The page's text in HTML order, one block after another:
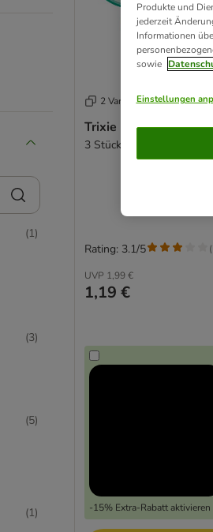
(1)
(3)
(5)
(1)
2 Varianten
Trixie Dosendeckel
3 Stück, Ø 7,6 cm
UVP 1,99 €
1,19 €
-15% Extra-Rabatt aktivieren
Rating: 3.1/5 (
Produkte und
jederzeit
Informationen
sowie
Einstellungen